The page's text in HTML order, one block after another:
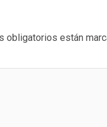
obligatorios están